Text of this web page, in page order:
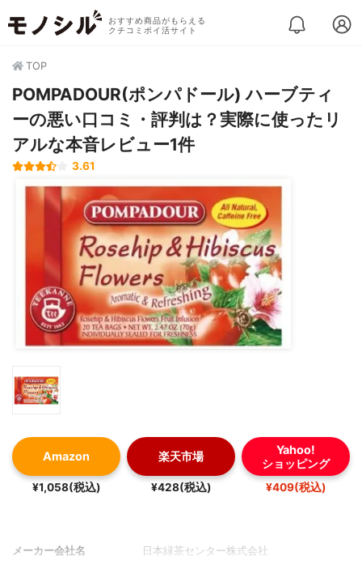
おすすめ商品がもらえる
クチコミポイ活サイト
TOP
POMPADOUR(ポンパドール) ハーブティ
ーの悪い口コミ・評判は？実際に使ったリ
アルな本音レビュー1件
3.61
Amazon
¥1,058(税込)
楽天市場
¥428(税込)
Yahoo!
ショッピング
¥409(税込)
メーカー会社名 日本緑茶センター株式会社